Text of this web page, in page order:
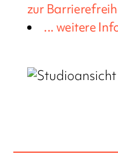
zur
... weitere